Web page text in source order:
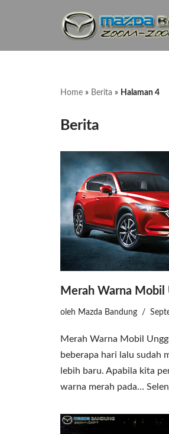
Home » Berita » Halaman 4
Berita
Merah Warna Mobil
oleh Mazda Bandung
Merah Warna Mobil
beberapa hari lalu sudah
lebih baru. Apabila kita
warna merah pada…